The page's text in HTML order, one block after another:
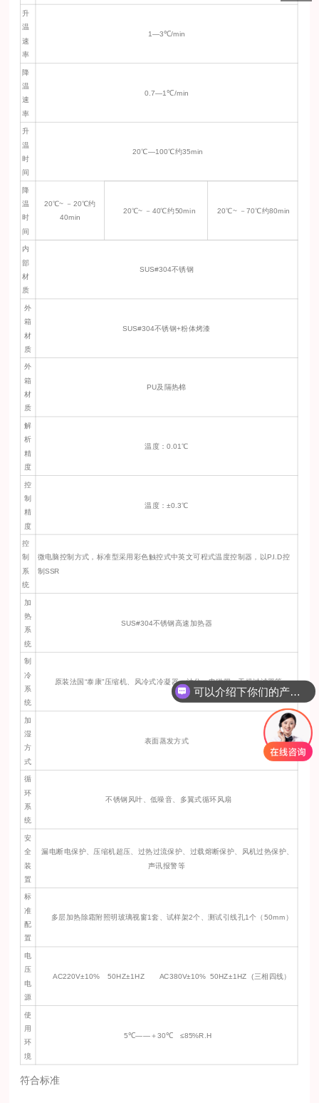
升
温
速
率
1—3℃/min
降
温
速
率
0.7—1℃/min
升
温
时
间
20℃—100℃约35min
降
温
时
间
20℃~ －20℃约
40min
20℃~ －40℃约50min 20℃~ －70℃约80min
内
部
材
质
SUS#304不锈钢
外
箱
材
质
SUS#304不锈钢+粉体烤漆
外
箱
材
质
PU及隔热棉
解
析
精
度
温度：0.01℃
控
制
精
度
温度：±0.3℃
控
制
系
统
微电脑控制方式，标准型采用彩色触控式中英文可程式温度控制器，以P.I.D控
制SSR
加
热
系
统
SUS#304不锈钢高速加热器
制
冷
系
统
原装法国“泰康"压缩机、风冷式冷凝器、油分、电磁阀、干燥过滤器等
加
湿
方
式
表面蒸发方式
循
环
系
统
不锈钢风叶、低噪音、多翼式循环风扇
安
全
装
置
漏电断电保护、压缩机超压、过热过流保护、过载熔断保护、风机过热保护、
声讯报警等
标
准
配
置
多层加热除霜附照明玻璃视窗1套、试样架2个、测试引线孔1个（50mm）
电
压
电
源
AC220V±10% 50HZ±1HZ AC380V±10% 50HZ±1HZ (三相四线）
使
用
环
境
5℃——＋30℃ ≤85%R.H
符合标准
可以介绍下你们的产品么？
如何联系你们公司？